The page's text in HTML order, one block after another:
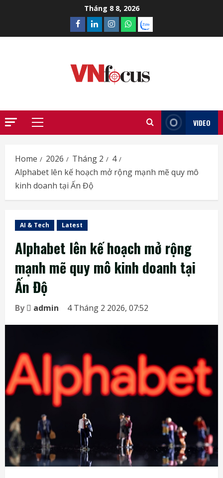
Tháng 8 8, 2026
Facebook
LinkedinInstagram
What’sapp
Zalo
Primary
VIDEO
Home 2026 Tháng 2
4
Alphabet lên kế hoạch mở rộng mạnh mẽ quy mô
kinh doanh tại Ấn Độ
AI & Tech Latest
Alphabet lên kế hoạch mở rộng
mạnh mẽ quy mô kinh doanh tại
Ấn Độ
By admin 4 Tháng 2 2026, 07:52